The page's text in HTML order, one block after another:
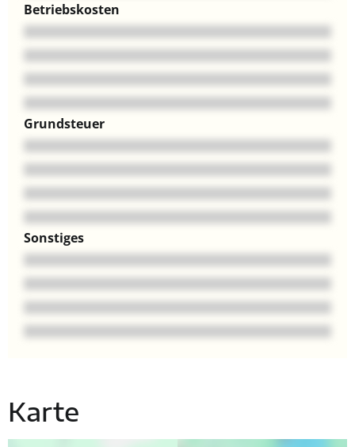
Betriebskosten
Grundsteuer
Sonstiges
Karte